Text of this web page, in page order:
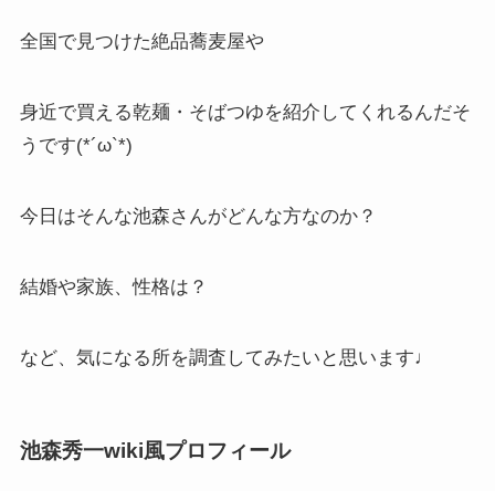
全国で見つけた絶品蕎麦屋や
身近で買える乾麺・そばつゆを紹介してくれるんだそ
うです(*´ω`*)
今日はそんな池森さんがどんな方なのか？
結婚や家族、性格は？
など、気になる所を調査してみたいと思います♩
池森秀一wiki風プロフィール